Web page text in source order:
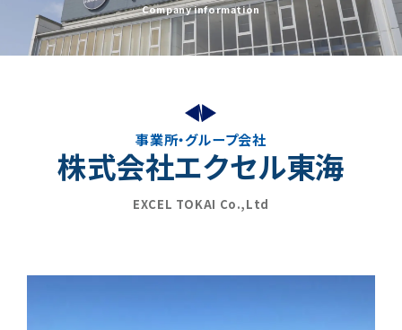
Company information
事業所・グループ会社
株式会社エクセル東海
EXCEL TOKAI Co.,Ltd